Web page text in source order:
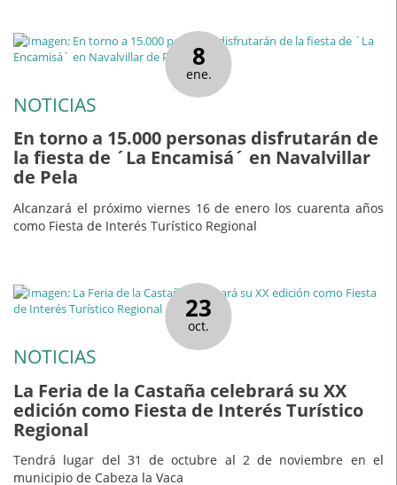
8
ene.
NOTICIAS
En torno a 15.000 personas disfrutarán de
la fiesta de ´La Encamisá´ en Navalvillar
de Pela
Alcanzará el próximo viernes 16 de enero los cuarenta años
como Fiesta de Interés Turístico Regional
23
oct.
NOTICIAS
La Feria de la Castaña celebrará su XX
edición como Fiesta de Interés Turístico
Regional
Tendrá lugar del 31 de octubre al 2 de noviembre en el
municipio de Cabeza la Vaca